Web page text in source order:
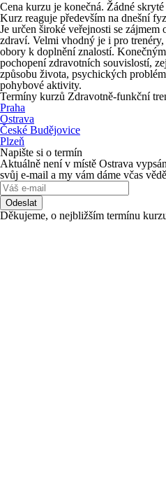
Cena kurzu je konečná. Žádné
Kurz reaguje především na dnešní
Je určen široké veřejnosti se
zdraví. Velmi vhodný je i pro
obory k doplnění znalostí.
pochopení zdravotních souvislostí,
způsobu života, psychických
pohybové aktivity.
Termíny kurzů Zdravotně-funkční
Praha
Ostrava
České Budějovice
Plzeň
Napište si o termín
Aktuálně není v místě Ostrava
svůj e-mail a my vám dáme včas
Odeslat
Děkujeme, o nejbližším termínu